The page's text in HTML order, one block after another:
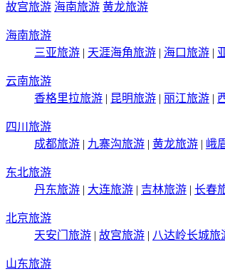
故宫旅游 海南旅游 黄龙旅游
海南旅游
三亚旅游 | 天涯海角旅游 | 海口旅游 |
云南旅游
香格里拉旅游 | 昆明旅游 | 丽江旅游 |
四川旅游
成都旅游 | 九寨沟旅游 | 黄龙旅游 | 峨
东北旅游
丹东旅游 | 大连旅游 | 吉林旅游 | 长春
北京旅游
天安门旅游 | 故宫旅游 | 八达岭长城旅
山东旅游